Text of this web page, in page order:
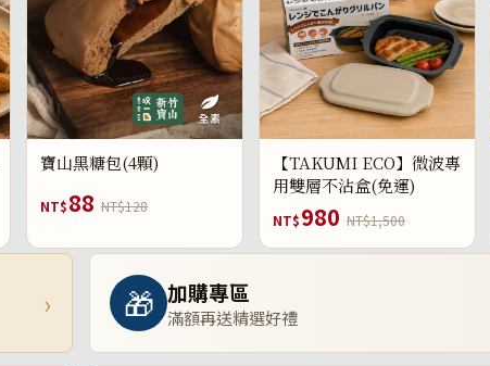
寶山黑糖包(4顆)
NT$88 NT$128
【TAKUMI ECO】微波專
用雙層不沾盒(免運)
NT$980 NT$1,500
› 🎁 加購專區
滿額再送精選好禮